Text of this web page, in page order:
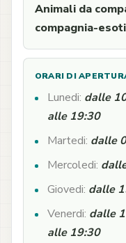
Animali da
compagnia-
ORARI DI
Lunedi: dalle
alle 19:30
Martedi: dalle
Mercoledi:
Giovedi: dalle
Venerdi: dalle
alle 19:30